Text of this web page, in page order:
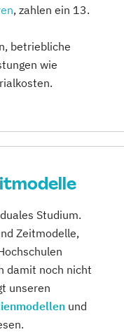
, zahlen ein 13.
betriebliche
wie
Studium.
Zeitmodelle,
damit noch nicht
unseren
und